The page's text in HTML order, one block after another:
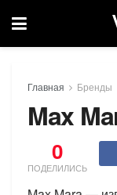
Главная Бренды
Max
0
ПОДЕЛИЛИСЬ